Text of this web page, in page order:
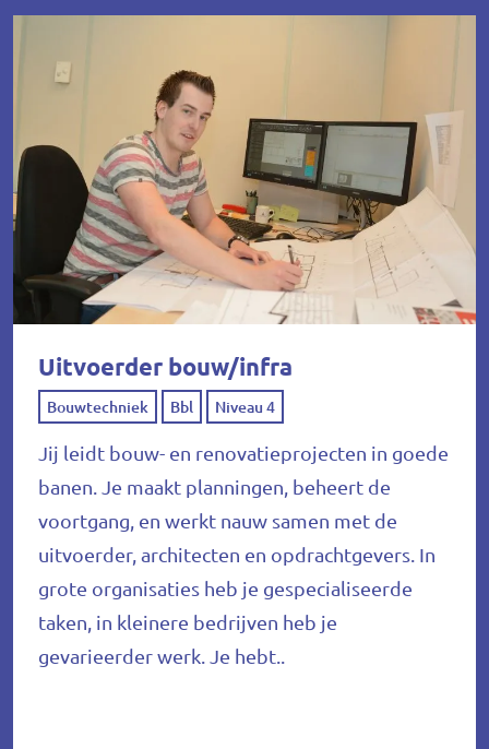
Uitvoerder bouw/infra
Bouwtechniek Bbl Niveau 4
Jij leidt bouw- en renovatieprojecten in goede
banen. Je maakt planningen, beheert de
voortgang, en werkt nauw samen met de
uitvoerder, architecten en opdrachtgevers. In
grote organisaties heb je gespecialiseerde
taken, in kleinere bedrijven heb je
gevarieerder werk. Je hebt..